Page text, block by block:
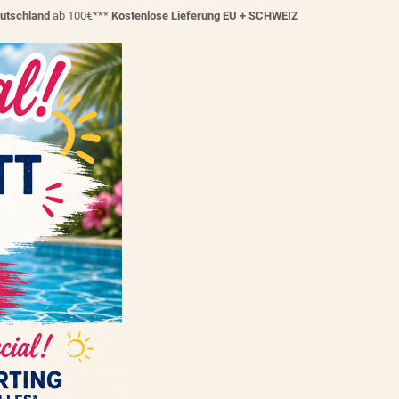
ab 100€*** Kostenlose Lieferung EU + SCHWEIZ